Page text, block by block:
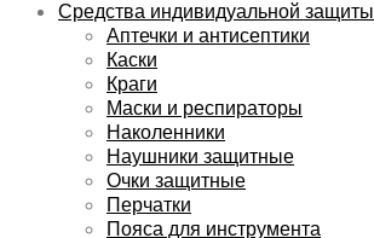
Средства индивидуальной защиты
Аптечки и антисептики
Каски
Краги
Маски и респираторы
Наколенники
Наушники защитные
Очки защитные
Перчатки
Пояса для инструмента